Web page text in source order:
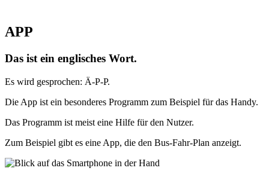
APP
Das ist ein englisches Wort.
Es wird gesprochen: Ä-P-P.
Die App ist ein besonderes Programm zum Beispiel für das Handy.
Das Programm ist meist eine Hilfe für den Nutzer.
Zum Beispiel gibt es eine App, die den Bus-Fahr-Plan anzeigt.